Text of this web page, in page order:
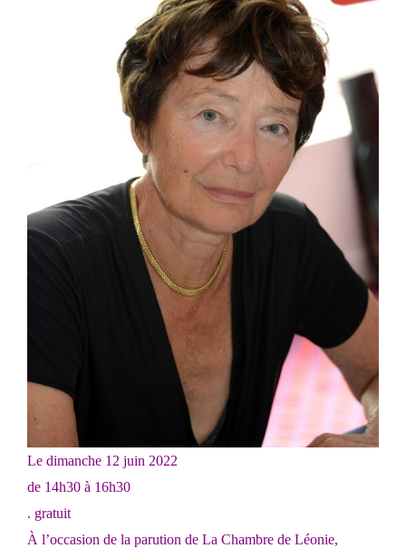
Le dimanche 12 juin 2022
de 14h30 à 16h30
. gratuit
À l’occasion de la parution de La Chambre de Léonie,